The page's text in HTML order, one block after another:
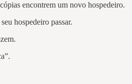
encontrem um novo hospedeiro.
hospedeiro passar.